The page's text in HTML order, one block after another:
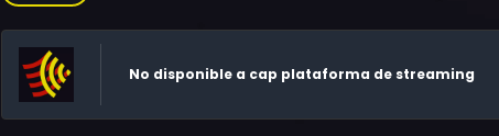
No disponible a cap plataforma de streaming